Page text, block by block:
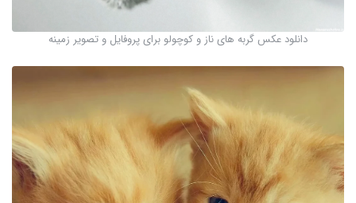
دانلود عکس گربه های ناز و کوچولو برای پروفایل و تصویر زمینه